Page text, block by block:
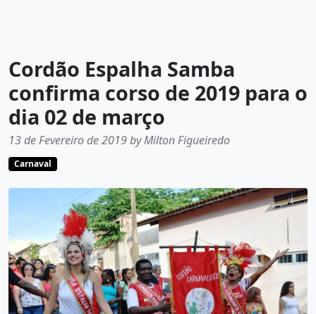
Cordão Espalha Samba
confirma corso de 2019 para o
dia 02 de março
13 de Fevereiro de 2019 by Milton Figueiredo
Carnaval